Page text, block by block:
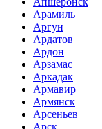
Арамиль
Аргун
Ардатов
Ардон
Арзамас
Аркадак
Армавир
Армянск
Арсеньев
Арск